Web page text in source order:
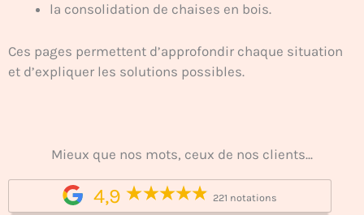
la consolidation de chaises en bois.
Ces pages permettent d’approfondir chaque situation
et d’expliquer les solutions possibles.
Mieux que nos mots, ceux de nos clients...
4,9 221 notations